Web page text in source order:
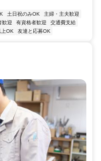
土日祝のみOK
主婦・主夫歓迎
歓迎 有資格者歓迎
交通費支給
OK 友達と応募OK